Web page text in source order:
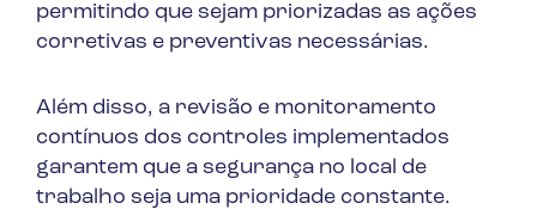
permitindo que sejam priorizadas as ações
corretivas e preventivas necessárias.
Além disso, a revisão e monitoramento
contínuos dos controles implementados
garantem que a segurança no local de
trabalho seja uma prioridade constante.